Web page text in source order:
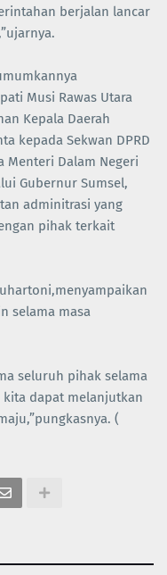
berjalan lancar
Musi Rawas Utara
Kepala Daerah
kepada Sekwan DPRD
Menteri Dalam Negeri
Gubernur Sumsel,
adminitrasi yang
pihak terkait
selama masa
seluruh pihak selama
kita dapat melanjutkan
(